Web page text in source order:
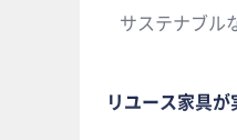
サステナブル
リユース家具